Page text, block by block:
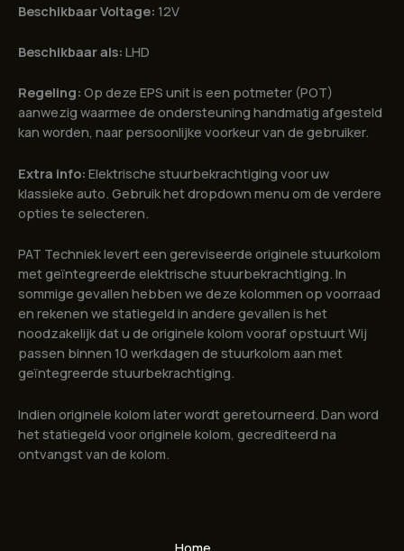
Beschikbaar Voltage: 12V
Beschikbaar als: LHD
Regeling: Op deze EPS unit is een potmeter (POT)
aanwezig waarmee de ondersteuning handmatig afgesteld
kan worden, naar persoonlijke voorkeur van de gebruiker.
Extra info: Elektrische stuurbekrachtiging voor uw
klassieke auto. Gebruik het dropdown menu om de verdere
opties te selecteren.
PAT Techniek levert een gereviseerde originele stuurkolom
met geïntegreerde elektrische stuurbekrachtiging. In
sommige gevallen hebben we deze kolommen op voorraad
en rekenen we statiegeld in andere gevallen is het
noodzakelijk dat u de originele kolom vooraf opstuurt Wij
passen binnen 10 werkdagen de stuurkolom aan met
geïntegreerde stuurbekrachtiging.
Indien originele kolom later wordt geretourneerd. Dan word
het statiegeld voor originele kolom, gecrediteerd na
ontvangst van de kolom.
Home